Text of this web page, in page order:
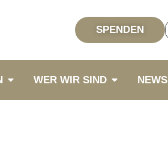
SPENDEN
WER WIR SIND NEWS